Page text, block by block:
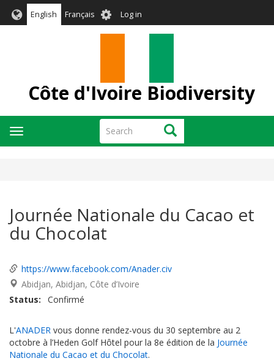
English Français User
account
Log in
Côte d'Ivoire Biodiversity
Search Search
Toggle
navigation
Journée Nationale du Cacao et
du Chocolat
https://www.facebook.com/Anader.civ
Abidjan Abidjan Côte d’Ivoire
Status
Confirmé
L'ANADER vous donne rendez-vous du 30 septembre au 2
octobre à l’Heden Golf Hôtel pour la 8e édition de la Journée
Nationale du Cacao et du Chocolat.